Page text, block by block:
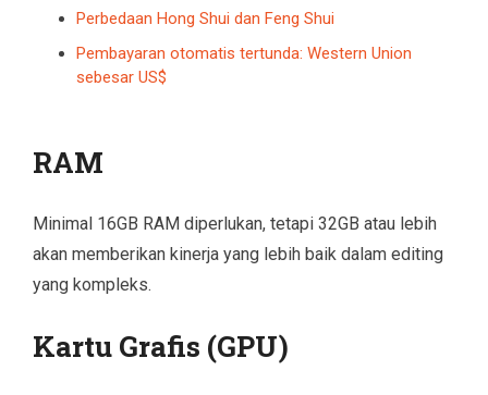
Perbedaan Hong Shui dan Feng Shui
Pembayaran otomatis tertunda: Western Union
sebesar US$
RAM
Minimal 16GB RAM diperlukan, tetapi 32GB atau lebih
akan memberikan kinerja yang lebih baik dalam editing
yang kompleks.
Kartu Grafis (GPU)